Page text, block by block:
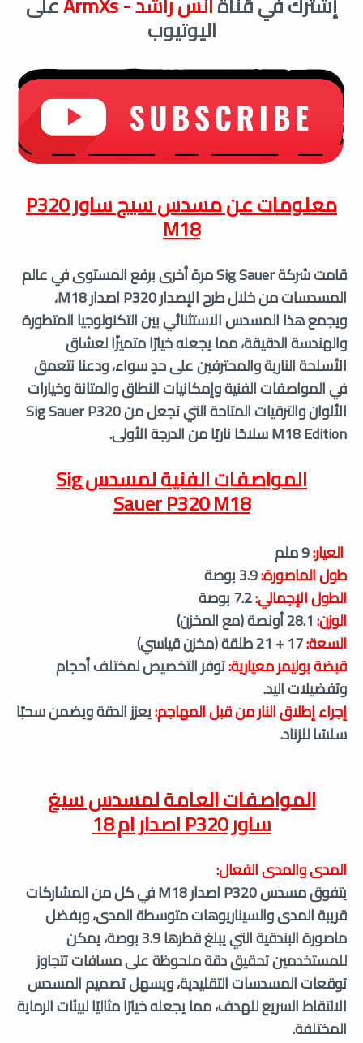
اليوتيوب
معلومات عن مسدس سيج ساورP320
M18
قامت شركة Sig Sauer مرة أخرى برفع المستوى في عالم
المسدسات من خلال طرح الإصدار P320 اصدار M18،
ويجمع هذا المسدس الاستثنائي بين التكنولوجيا المتطورة
والهندسة الدقيقة، مما يجعله خيارًا متميزًا لعشاق
الأسلحة النارية والمحترفين على حدٍ سواء، ودعنا نتعمق
في المواصفات الفنية وإمكانيات النطاق والمتانة وخيارات
الألوان والترقيات المتاحة التي تجعل من Sig Sauer P320
M18 Edition سلاحًا ناريًا من الدرجة الأولى.
المواصفات الفنية لمسدس Sig
SauerP320 M18
العيار:9 ملم
طول الماصورة:
الطول الإجمالي:
الوزن:
السعة:
قبضة بوليمر معيارية:توفر التخصيص لمختلف أحجام
وتفضيلات اليد.
إجراء إطلاق النار من قبل المهاجم:يعزز الدقة ويضمن سحبًا
سلسًا للزناد.
المواصفات العامة لمسدس سيغ
ساورP320 اصدار ام 18
المدى والمدى الفعال:
يتفوق مسدس P320 اصدار M18 في كل من المشاركات
قريبة المدى والسيناريوهات متوسطة المدى، وبفضل
ماصورة البندقية التي يبلغ قطرها 3.9 بوصة، يمكن
للمستخدمين تحقيق دقة ملحوظة على مسافات تتجاوز
توقعات المسدسات التقليدية، ويسهل تصميم المسدس
الالتقاط السريع للهدف، مما يجعله خيارًا مثاليًا لبيئات الرماية
المختلفة.